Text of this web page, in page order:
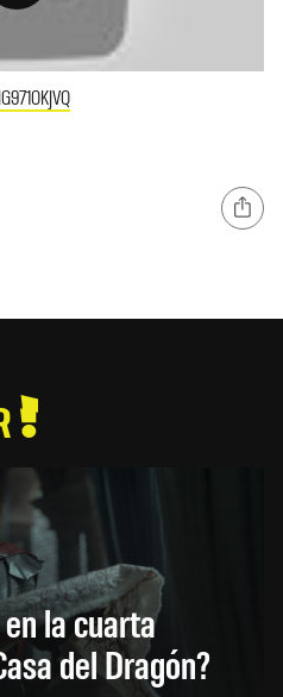
la cuarta
del Dragón?